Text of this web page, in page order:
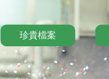
珍貴檔案